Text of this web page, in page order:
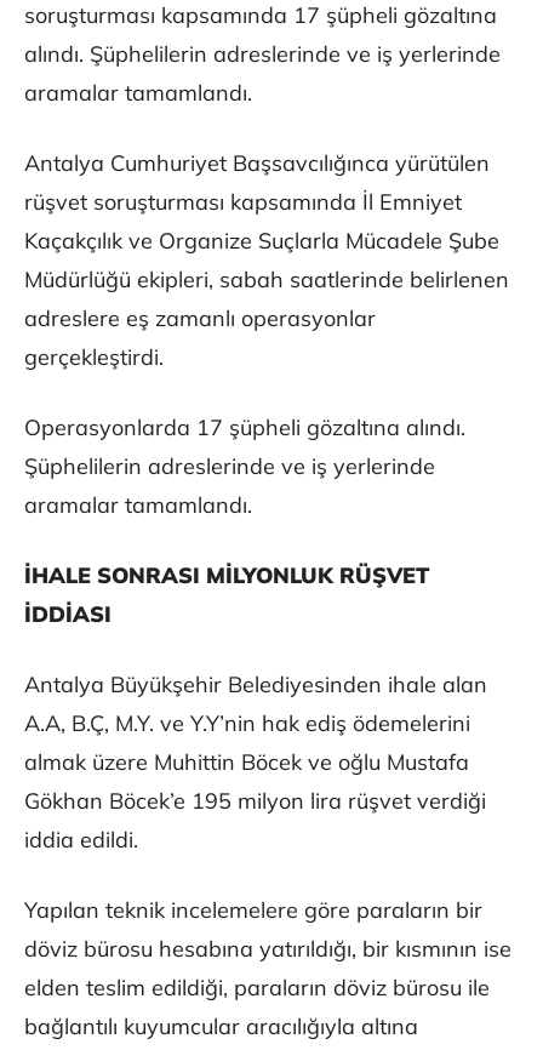
soruşturması kapsamında 17 şüpheli gözaltına
alındı. Şüphelilerin adreslerinde ve iş yerlerinde
aramalar tamamlandı.
Antalya Cumhuriyet Başsavcılığınca yürütülen
rüşvet soruşturması kapsamında İl Emniyet
Kaçakçılık ve Organize Suçlarla Mücadele Şube
Müdürlüğü ekipleri, sabah saatlerinde belirlenen
adreslere eş zamanlı operasyonlar
gerçekleştirdi.
Operasyonlarda 17 şüpheli gözaltına alındı.
Şüphelilerin adreslerinde ve iş yerlerinde
aramalar tamamlandı.
İHALE SONRASI MİLYONLUK RÜŞVET
İDDİASI
Antalya Büyükşehir Belediyesinden ihale alan
A.A, B.Ç, M.Y. ve Y.Y’nin hak ediş ödemelerini
almak üzere Muhittin Böcek ve oğlu Mustafa
Gökhan Böcek’e 195 milyon lira rüşvet verdiği
iddia edildi.
Yapılan teknik incelemelere göre paraların bir
döviz bürosu hesabına yatırıldığı, bir kısmının ise
elden teslim edildiği, paraların döviz bürosu ile
bağlantılı kuyumcular aracılığıyla altına